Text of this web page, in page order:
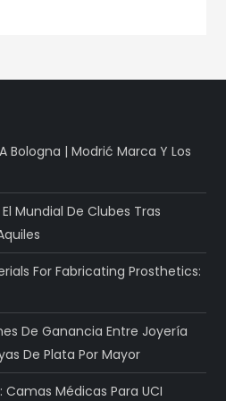
Bologna | Modrić Marca Y Los
Mundial De Clubes Tras
For Fabricating Prosthetics:
De Ganancia Entre Joyería
De Plata Por Mayor
Médicas Para UCI